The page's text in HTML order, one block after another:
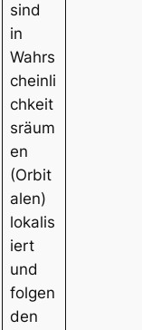
sind
in
Wahrs
cheinli
chkeit
sräum
en
(Orbit
alen)
lokalis
iert
und
folgen
den